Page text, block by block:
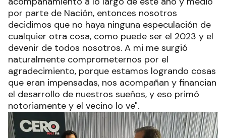
por parte de Nación, entonces nosotros
decidimos que no haya ninguna especulación de
cualquier otra cosa, como puede ser el 2023 y el
devenir de todos nosotros. A mi me surgió
naturalmente comprometernos por el
agradecimiento, porque estamos logrando cosas
que eran impensadas, nos acompañan y financian
el desarrollo de nuestros sueños, y eso primó
notoriamente y el vecino lo ve".